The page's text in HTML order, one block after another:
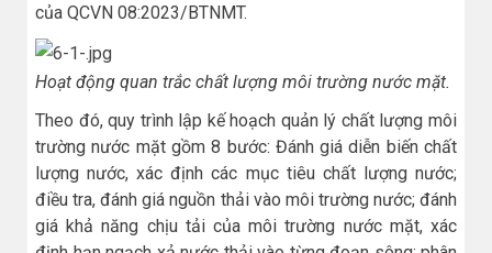
của QCVN 08:2023/BTNMT.
Hoạt động quan trắc chất lượng môi trường nước mặt.
Theo đó, quy trình lập kế hoạch quản lý chất lượng môi
trường nước mặt gồm 8 bước: Đánh giá diễn biến chất
lượng nước, xác định các mục tiêu chất lượng nước;
điều tra, đánh giá nguồn thải vào môi trường nước; đánh
giá khả năng chịu tải của môi trường nước mặt, xác